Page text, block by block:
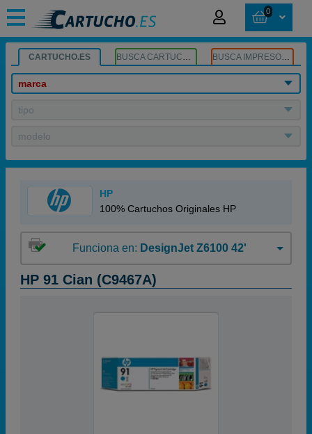
0
CARTUCHO.ES BUSCA CARTUCHOS BUSCA IMPRESORA
marca
tipo
modelo
HP
100% Cartuchos Originales HP
Funciona en: DesignJet Z6100 42'
HP 91 Cian (C9467A)